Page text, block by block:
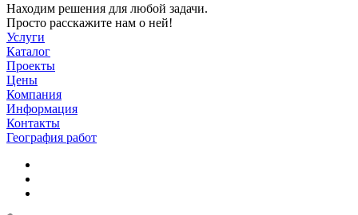
Находим решения для любой задачи.
Просто расскажите нам о ней!
Услуги
Каталог
Проекты
Цены
Компания
Информация
Контакты
География работ